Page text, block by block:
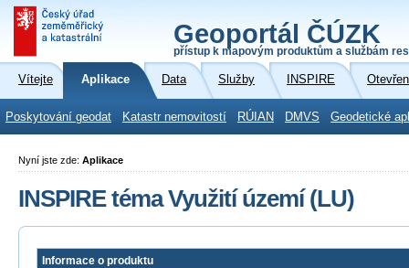
Geoportál ČÚZK
přístup k mapovým produktům a službám
Vítejte Aplikace Data Služby INSPIRE
Poskytování geodat Katastr nemovitostí RÚIAN DMVS Geodetické
Nyní jste zde: Aplikace
INSPIRE téma Využití území (LU)
Informace o produktu